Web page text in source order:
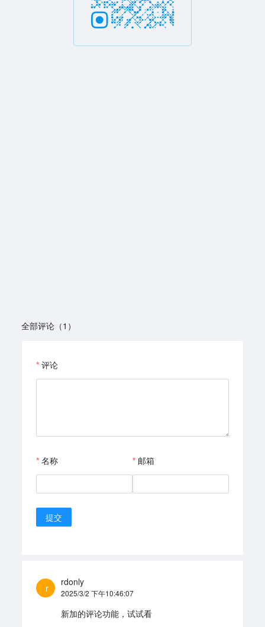
全部评论（1）
评论
名称 邮箱
提交
r
rdonly
2025/3/2 下午10:46:07
新加的评论功能，试试看